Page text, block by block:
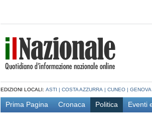
EDIZIONI LOCALI: ASTI | COSTA AZZURRA | CUNEO | GENOVA
Prima Pagina Cronaca Politica Eventi